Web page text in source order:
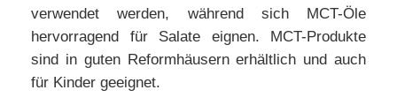
verwendet werden, während sich MCT-Öle
hervorragend für Salate eignen. MCT-Produkte
sind in guten Reformhäusern erhältlich und auch
für Kinder geeignet.